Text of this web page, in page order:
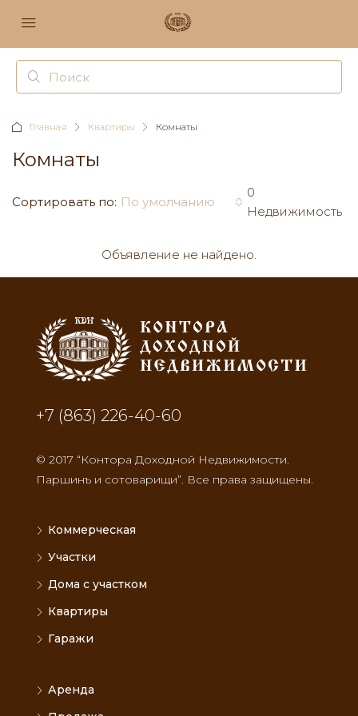
Главная Квартиры Комнаты
Комнаты
0
Недвижимость
Сортировать по: По умолчанию
Объявление не найдено.
+7 (863) 226-40-60
© 2017 “Контора Доходной Недвижимости.
Паршинъ и сотоварищи”. Все права защищены.
Коммерческая
Участки
Дома с участком
Квартиры
Гаражи
Аренда